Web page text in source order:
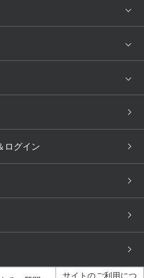
une nana cool
Mens Innerwear
ワコールスタイル
人間科学研究開発センター見
学
ガイド（マンガ）
ログイン
サイトのご利用につ